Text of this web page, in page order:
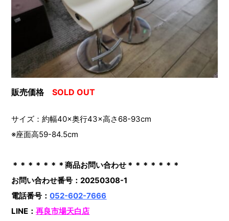
販売価格SOLD OUT
サイズ：約幅40×奥行43×高さ68-93cm
※座面高59-84.5cm
＊＊＊＊＊＊＊商品お問い合わせ＊＊＊＊＊＊＊
お問い合わせ番号：20250308-1
電話番号：052-602-7666
LINE：再良市場天白店